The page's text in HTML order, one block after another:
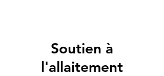
Soutien à
l'allaitement